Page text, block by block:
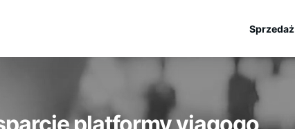
Sprzedaż